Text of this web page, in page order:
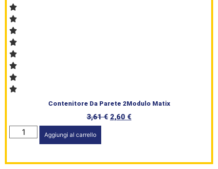
Contenitore Da Parete 2Modulo Matix
3,61€ 2,60 €
Aggiungi al carrello